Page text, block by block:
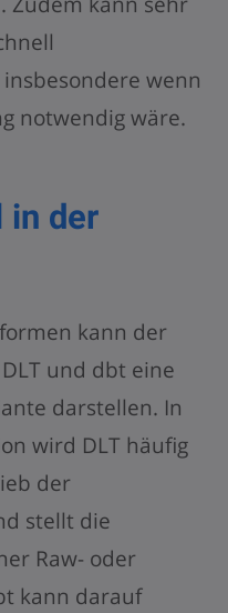
wenn
notwendig wäre.
in der
kann der
und dbt eine
darstellen. In
wird DLT häufig
der
stellt die
Raw- oder
kann darauf